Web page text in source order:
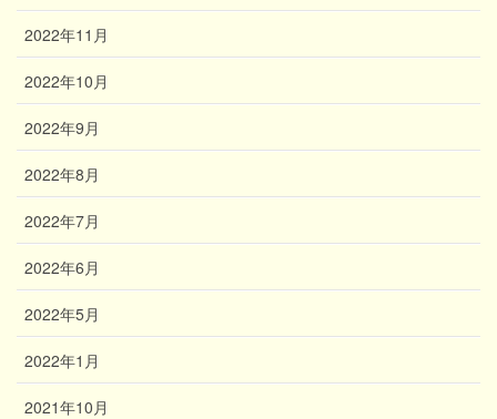
2022年11月
2022年10月
2022年9月
2022年8月
2022年7月
2022年6月
2022年5月
2022年1月
2021年10月